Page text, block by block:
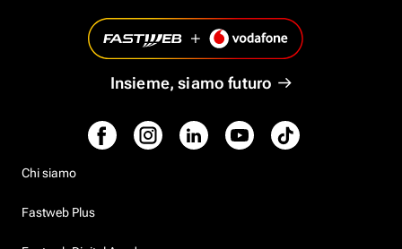
Insieme, siamo futuro
Chi siamo
Fastweb Plus